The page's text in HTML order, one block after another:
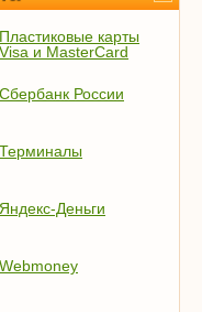
Пластиковые карты
Visa и MasterCard
Сбербанк России
Терминалы
Яндекс-Деньги
Webmoney